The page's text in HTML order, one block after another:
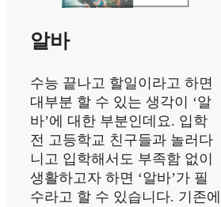
알바
수능 끝나고 할일이라고 하면
대부분 할 수 있는 생각이 ‘알
바’에 대한 부분인데요. 입학
전 고등학교 친구들과 놀러다
니고 입학해서도 부족함 없이
생활하고자 하면 ‘알바’가 필
수라고 할 수 있습니다. 기존에